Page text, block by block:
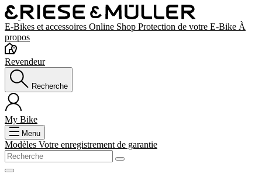
E-Bikes et accessoires Online Shop Protection de votre E-Bike À
propos
Revendeur
Recherche
My Bike
Menu
Modèles Votre enregistrement de garantie